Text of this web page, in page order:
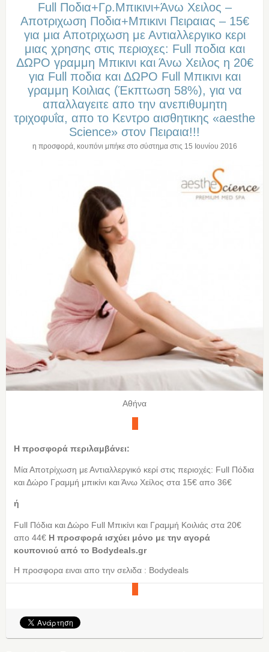
Full Ποδια+Γρ.Μπικινι+Άνω Χειλος –
Αποτριχωση Ποδια+Μπικινι Πειραιας – 15€
για μια Αποτριχωση με Αντιαλλεργικο κερι
μιας χρησης στις περιοχες: Full ποδια και
ΔΩΡΟ γραμμη Μπικινι και Άνω Χειλος η 20€
για Full ποδια και ΔΩΡΟ Full Μπικινι και
γραμμη Κοιλιας (Έκπτωση 58%), για να
απαλλαγειτε απο την ανεπιθυμητη
τριχοφυΐα, απο το Κεντρο αισθητικης «aesthe
Science» στον Πειραια!!!
η προσφορά, κουπόνι μπήκε στο σύστημα στις 15 Ιουνίου 2016
Αθήνα
Η προσφορά περιλαμβάνει:
Μία Αποτρίχωση με Αντιαλλεργικό κερί στις περιοχές: Full Πόδια
και Δώρο Γραμμή μπικίνι και Άνω Χείλος στα 15€ απο 36€
ή
Full Πόδια και Δώρο Full Μπικίνι και Γραμμή Κοιλιάς στα 20€
απο 44€ Η προσφορά ισχύει μόνο με την αγορά
κουπονιού από τo Bodydeals.gr
Η προσφορα ειναι απο την σελιδα : Bodydeals